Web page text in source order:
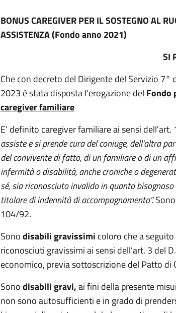
BONUS CAREGIVER PER IL SOSTEGNO AL
ASSISTENZA (Fondo anno 2021)
SI
Che con decreto del Dirigente del Servizio 7°
2023 è stata disposta l’erogazione del Fondo
caregiver familiare
E’ definito caregiver familiare ai sensi
assiste e si prende cura del coniuge, dell’altra
del convivente di fatto, di un familiare o di un
infermità o disabilità, anche croniche o
sé, sia riconosciuto invalido in quanto
titolare di indennità di accompagnamento”.
104/92.
Sonodisabili gravissimi coloro che a
riconosciuti gravissimi ai sensi dell’art. 3 del
economico, previa sottoscrizione del Patto di
Sonodisabili gravi,ai fini della presente
non sono autosufficienti e in grado di